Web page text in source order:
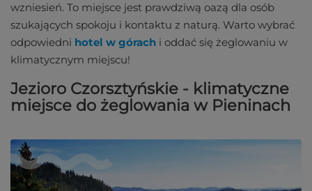
wzniesień. To miejsce jest prawdziwą oazą dla osób
szukających spokoju i kontaktu z naturą. Warto wybrać
odpowiedni hotel w górach i oddać się żeglowaniu w
klimatycznym miejscu!
Jezioro Czorsztyńskie - klimatyczne
miejsce do żeglowania w Pieninach